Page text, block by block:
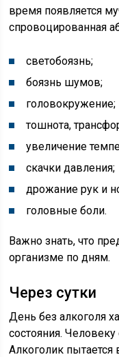
время появляется
спровоцированная
светобоязнь;
боязнь шумов;
головокружение;
тошнота,
увеличение
скачки давления;
дрожание рук и
головные боли.
Важно знать, что
организме по дням.
Через сутки
День без алкоголя
состояния.
Алкоголик